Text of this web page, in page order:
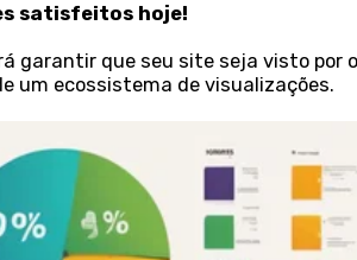
satisfeitos hoje!
garantir que seu site seja visto por
um ecossistema de visualizações.